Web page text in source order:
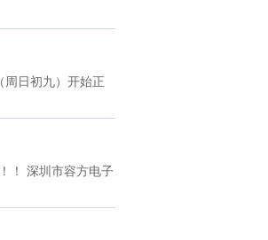
周日初九）开始正
！ 深圳市容方电子